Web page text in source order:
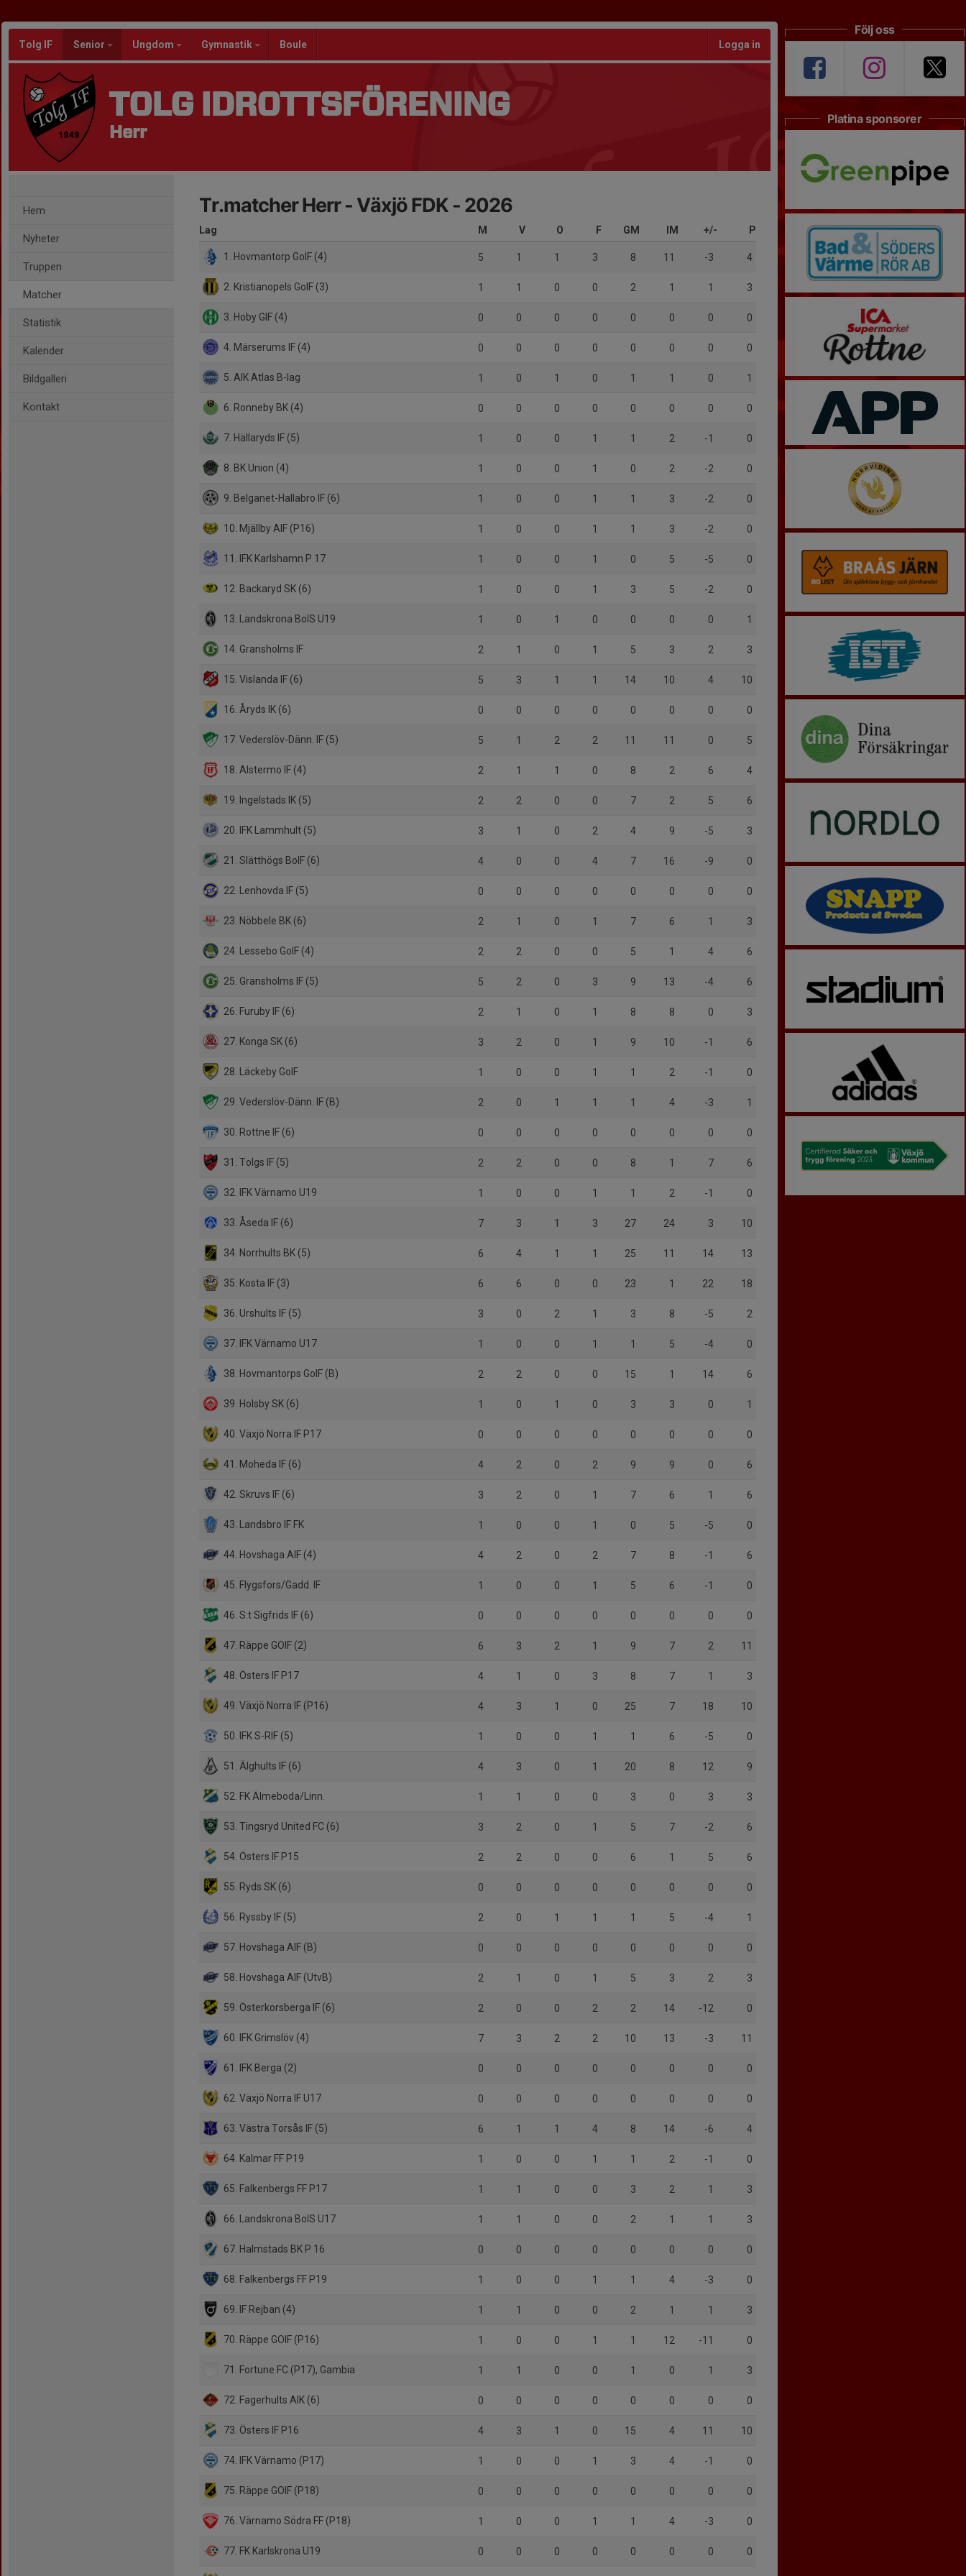
Tolg IF Senior Ungdom Gymnastik Boule Logga in
TOLG IDROTTSFÖRENING
Herr
Hem
Nyheter
Truppen
Matcher
Statistik
Kalender
Bildgalleri
Kontakt
Tr.matcher Herr - Växjö FDK - 2026
Lag M V O F GM IM +/- P
1. Hovmantorp GoIF (4) 5 1 1 3 8 11 -3 4
2. Kristianopels GoIF (3) 1 1 0 0 2 1 1 3
3. Hoby GIF (4) 0 0 0 0 0 0 0 0
4. Märserums IF (4) 0 0 0 0 0 0 0 0
5. AIK Atlas B-lag 1 0 1 0 1 1 0 1
6. Ronneby BK (4) 0 0 0 0 0 0 0 0
7. Hällaryds IF (5) 1 0 0 1 1 2 -1 0
8. BK Union (4) 1 0 0 1 0 2 -2 0
9. Belganet-Hallabro IF (6) 1 0 0 1 1 3 -2 0
10. Mjällby AIF (P16) 1 0 0 1 1 3 -2 0
11. IFK Karlshamn P 17 1 0 0 1 0 5 -5 0
12. Backaryd SK (6) 1 0 0 1 3 5 -2 0
13. Landskrona BoIS U19 1 0 1 0 0 0 0 1
14. Gransholms IF 2 1 0 1 5 3 2 3
15. Vislanda IF (6) 5 3 1 1 14 10 4 10
16. Åryds IK (6) 0 0 0 0 0 0 0 0
17. Vederslöv-Dänn. IF (5) 5 1 2 2 11 11 0 5
18. Alstermo IF (4) 2 1 1 0 8 2 6 4
19. Ingelstads IK (5) 2 2 0 0 7 2 5 6
20. IFK Lammhult (5) 3 1 0 2 4 9 -5 3
21. Slätthögs BoIF (6) 4 0 0 4 7 16 -9 0
22. Lenhovda IF (5) 0 0 0 0 0 0 0 0
23. Nöbbele BK (6) 2 1 0 1 7 6 1 3
24. Lessebo GoIF (4) 2 2 0 0 5 1 4 6
25. Gransholms IF (5) 5 2 0 3 9 13 -4 6
26. Furuby IF (6) 2 1 0 1 8 8 0 3
27. Konga SK (6) 3 2 0 1 9 10 -1 6
28. Läckeby GoIF 1 0 0 1 1 2 -1 0
29. Vederslöv-Dänn. IF (B) 2 0 1 1 1 4 -3 1
30. Rottne IF (6) 0 0 0 0 0 0 0 0
31. Tolgs IF (5) 2 2 0 0 8 1 7 6
32. IFK Värnamo U19 1 0 0 1 1 2 -1 0
33. Åseda IF (6) 7 3 1 3 27 24 3 10
34. Norrhults BK (5) 6 4 1 1 25 11 14 13
35. Kosta IF (3) 6 6 0 0 23 1 22 18
36. Urshults IF (5) 3 0 2 1 3 8 -5 2
37. IFK Värnamo U17 1 0 0 1 1 5 -4 0
38. Hovmantorps GoIF (B) 2 2 0 0 15 1 14 6
39. Holsby SK (6) 1 0 1 0 3 3 0 1
40. Växjö Norra IF P17 0 0 0 0 0 0 0 0
41. Moheda IF (6) 4 2 0 2 9 9 0 6
42. Skruvs IF (6) 3 2 0 1 7 6 1 6
43. Landsbro IF FK 1 0 0 1 0 5 -5 0
44. Hovshaga AIF (4) 4 2 0 2 7 8 -1 6
45. Flygsfors/Gadd. IF 1 0 0 1 5 6 -1 0
46. S:t Sigfrids IF (6) 0 0 0 0 0 0 0 0
47. Räppe GOIF (2) 6 3 2 1 9 7 2 11
48. Östers IF P17 4 1 0 3 8 7 1 3
49. Växjö Norra IF (P16) 4 3 1 0 25 7 18 10
50. IFK S-RIF (5) 1 0 0 1 1 6 -5 0
51. Älghults IF (6) 4 3 0 1 20 8 12 9
52. FK Älmeboda/Linn. 1 1 0 0 3 0 3 3
53. Tingsryd United FC (6) 3 2 0 1 5 7 -2 6
54. Östers IF P15 2 2 0 0 6 1 5 6
55. Ryds SK (6) 0 0 0 0 0 0 0 0
56. Ryssby IF (5) 2 0 1 1 1 5 -4 1
57. Hovshaga AIF (B) 0 0 0 0 0 0 0 0
58. Hovshaga AIF (UtvB) 2 1 0 1 5 3 2 3
59. Österkorsberga IF (6) 2 0 0 2 2 14 -12 0
60. IFK Grimslöv (4) 7 3 2 2 10 13 -3 11
61. IFK Berga (2) 0 0 0 0 0 0 0 0
62. Växjö Norra IF U17 0 0 0 0 0 0 0 0
63. Västra Torsås IF (5) 6 1 1 4 8 14 -6 4
64. Kalmar FF P19 1 0 0 1 1 2 -1 0
65. Falkenbergs FF P17 1 1 0 0 3 2 1 3
66. Landskrona BoIS U17 1 1 0 0 2 1 1 3
67. Halmstads BK P 16 0 0 0 0 0 0 0 0
68. Falkenbergs FF P19 1 0 0 1 1 4 -3 0
69. IF Rejban (4) 1 1 0 0 2 1 1 3
70. Räppe GOIF (P16) 1 0 0 1 1 12 -11 0
71. Fortune FC (P17), Gambia 1 1 0 0 1 0 1 3
72. Fagerhults AIK (6) 0 0 0 0 0 0 0 0
73. Östers IF P16 4 3 1 0 15 4 11 10
74. IFK Värnamo (P17) 1 0 0 1 3 4 -1 0
75. Räppe GOIF (P18) 0 0 0 0 0 0 0 0
76. Värnamo Södra FF (P18) 1 0 0 1 1 4 -3 0
77. FK Karlskrona U19 0 0 0 0 0 0 0 0
Följ oss
Platina sponsorer